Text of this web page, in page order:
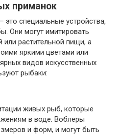
приманок
это специальные устройства,
Они могут имитировать
растительной пищи, а
яркими цветами или
видов искусственных
рыбаки:
живых рыб, которые
в воде. Воблеры
и форм, и могут быть